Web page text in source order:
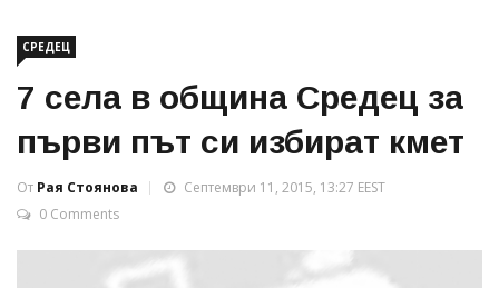
СРЕДЕЦ
7 села в община Средец за
първи път си избират кмет
От Рая Стоянова
Септември 11, 2015, 13:27 EEST
0 Comments